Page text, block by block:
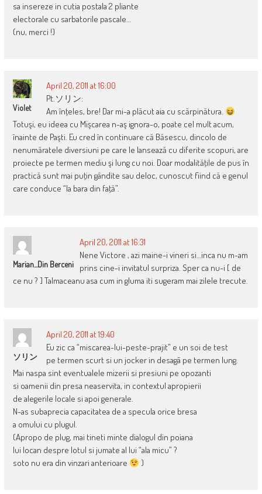
sa insereze in cutia postala 2 pliante
electorale cu sarbatorile pascale…
(nu, merci !)
Violet
April 20, 2011 at 16:00
Pt.ソリン:
Am înţeles, bre! Dar mi-a plăcut aia cu scărpinătura.
Totuşi, eu ideea cu Mişcarea n-aş ignora-o, poate cel mult acum,
înainte de Paşti. Eu cred în continuare că Băsescu, dincolo de
nenumăratele diversiuni pe care le lansează cu diferite scopuri, are
proiecte pe termen mediu şi lung cu noi. Doar modalităţile de pus în
practică sunt mai puţin gândite sau deloc, cunoscut fiind că e genul
care conduce “la bara din faţă”.
Marian...din Berceni
April 20, 2011 at 16:31
Nene Victore , azi maine-i vineri si…inca nu m-am
prins cine-i invitatul surpriza. Sper ca nu-i [ de
ce nu ? ] Talmaceanu asa cum in gluma iti sugeram mai zilele trecute.
ソリン
April 20, 2011 at 19:40
Eu zic ca “miscarea-lui-peste-prajit” e un soi de test
pe termen scurt si un jocker in desagã pe termen lung.
Mai naspa sint eventualele mizerii si presiuni pe opozanti
si oamenii din presa neaservita, in contextul apropierii
de alegerile locale si apoi generale.
N-as subaprecia capacitatea de a specula orice bresa
a omului cu plugul.
(Apropo de plug, mai tineti minte dialogul din poiana
lui Iocan despre lotul si jumate al lui “ala micu” ?
soto nu era din vinzari anterioare
)